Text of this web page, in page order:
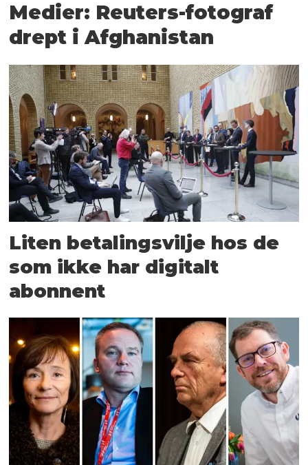
Medier: Reuters-fotograf
drept i Afghanistan
Liten betalingsvilje hos de
som ikke har digitalt
abonnent